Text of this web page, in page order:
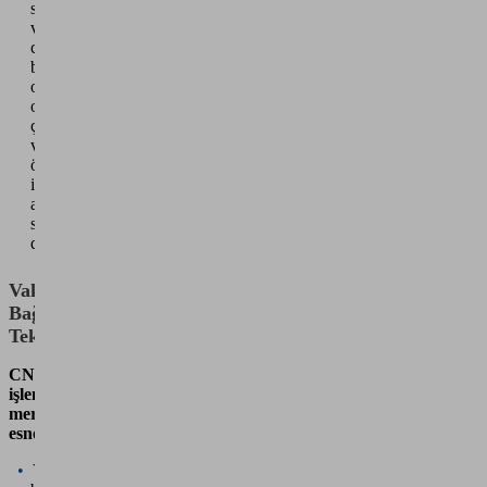
sistemleri
ve
cobot'larla
birlikte
otonom
olarak
çalışır
ve
örneğin
intralojistikte
ayıklama
süreçlerini
devralır
Vakumlu
Bağlama
Teknolojisi
CNC
işleme
merkezlerinin
esnekleştirilmesi
Vakum